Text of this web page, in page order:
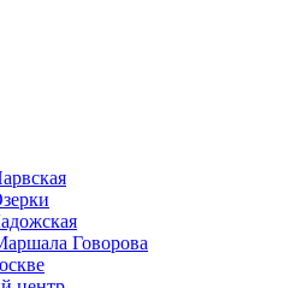
Говорова